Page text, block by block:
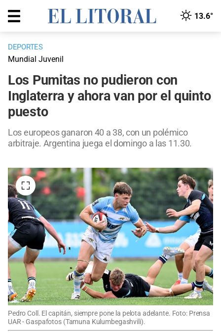
13.6°
DEPORTES
Mundial Juvenil
Los Pumitas no pudieron con
Inglaterra y ahora van por el quinto
puesto
Los europeos ganaron 40 a 38, con un polémico
arbitraje. Argentina juega el domingo a las 11.30.
Pedro Coll. El capitán, siempre pone la pelota adelante. Foto: Prensa
UAR - Gaspafotos (Tamuna Kulumbegashvili).